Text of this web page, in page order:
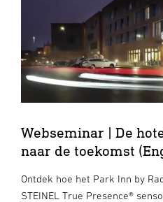
Webseminar | De
naar de toekomst
Ontdek hoe het Park Inn by
STEINEL True Presence®